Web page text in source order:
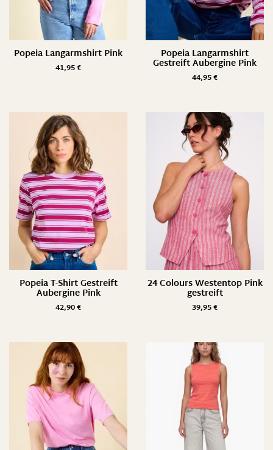
Popeia Langarmshirt Pink
41,95€
Popeia Langarmshirt
Gestreift Aubergine Pink
44,95€
Popeia T-Shirt Gestreift
Aubergine Pink
42,90€
24 Colours Westentop Pink
gestreift
39,95€